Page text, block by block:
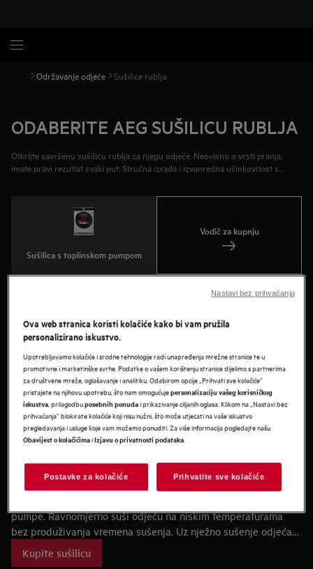
Održavanje odjeće Sušilice rublja
ODABERITE AEG SUŠILICU RUBLJA
Otkrijte savršenu sušilicu rublja za njegu odjeće. Neovisno o vrsti pranja,
imate pravi rezultat svaki put. Stručna izrada i izvanredna učinkovitost s
Sušilica s toplinskom pumpom
Vodič za kupnju
Naš najpopularniji proizvod
pumpe. Ravnomjerno suši odjeću na niskim temperaturama
bez produživanja vremena sušenja. Uz nježno sušenje odjeća
nikad nije izložena nepotrebnoj toplini što je čini
dugovječnijom.
Kupite sušilicu
Ova web stranica koristi kolačiće kako bi vam pružila
personalizirano iskustvo.
Upotrebljavamo kolačiće i srodne tehnologije radi unapređenja mrežne stranice te u
promotivne i marketinške svrhe. Podatke o vašem korištenju stranice dijelimo s partnerima
za društvene mreže, oglašavanje i analitiku. Odabirom opcije „Prihvati sve kolačiće”
pristajete na njihovu upotrebu, što nam omogućujepersonalizaciju vašeg korisničkog
iskustva, prilagodbuposebnih ponudai prikazivanje ciljanih oglasa. Klikom na „Nastavi bez
prihvaćanja” blokirate kolačiće koji nisu nužni, što može utjecati na vaše iskustvo
pregledavanja i usluge koje vam možemo ponuditi. Za više informacija pogledajte našu
Obavijest o kolačićimaiIzjavu o privatnosti podataka.
Postavke za kolačiće Prihvatite sve kolačiće
Nastavi bez prihvaćanja